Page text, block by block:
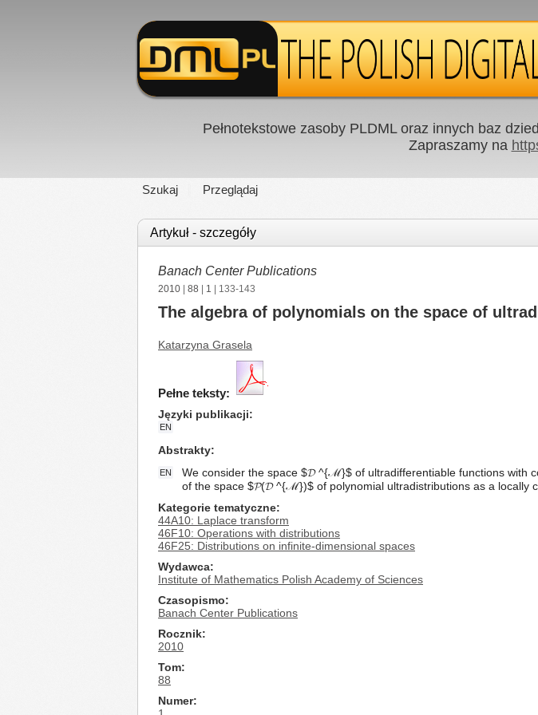
Pełnotekstowe zasoby PLDML oraz innych baz
Zapraszamy na
Szukaj Przeglądaj
Artykuł - szczegóły
Banach Center Publications
2010 88 1 | 133-143
The algebra of polynomials on the space of
Katarzyna Grasela
Pełne teksty:
Języki publikacji
EN
Abstrakty
EN
We consider the space $𝓓 ^{ℳ}$ of ultradifferentiable functions with
of the space $𝓟(𝓓 ^{ℳ})$ of polynomial ultradistributions as a locally
Kategorie tematyczne
44A10: Laplace transform
46F10: Operations with distributions
46F25: Distributions on infinite-dimensional spaces
Wydawca
Institute of Mathematics Polish Academy of Sciences
Czasopismo
Banach Center Publications
Rocznik
2010
Tom
88
Numer